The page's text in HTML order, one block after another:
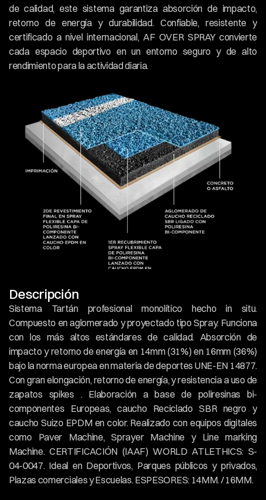
de calidad, este sistema garantiza absorción de impacto,
retorno de energía y durabilidad. Confiable, resistente y
certificado a nivel internacional, AF OVER SPRAY convierte
cada espacio deportivo en un entorno seguro y de alto
rendimiento para la actividad diaria.
Descripción
Sistema Tartán profesional monolítico hecho in situ.
Compuesto en aglomerado y proyectado tipo Spray. Funciona
con los más altos estándares de calidad. Absorción de
impacto y retorno de energía en 14mm (31%) en 16mm (36%)
bajo la norma europea en materia de deportes UNE-EN 14877.
Con gran elongación, retorno de energía, y resistencia a uso de
zapatos spikes . Elaboración a base de poliresinas bi-
componentes Europeas, caucho Reciclado SBR negro y
caucho Suizo EPDM en color. Realizado con equipos digitales
como Paver Machine, Sprayer Machine y Line marking
Machine. CERTIFICACIÓN (IAAF) WORLD ATLETHICS: S-
04-0047. Ideal en Deportivos, Parques públicos y privados,
Plazas comerciales y Escuelas. ESPESORES: 14MM. / 16MM.